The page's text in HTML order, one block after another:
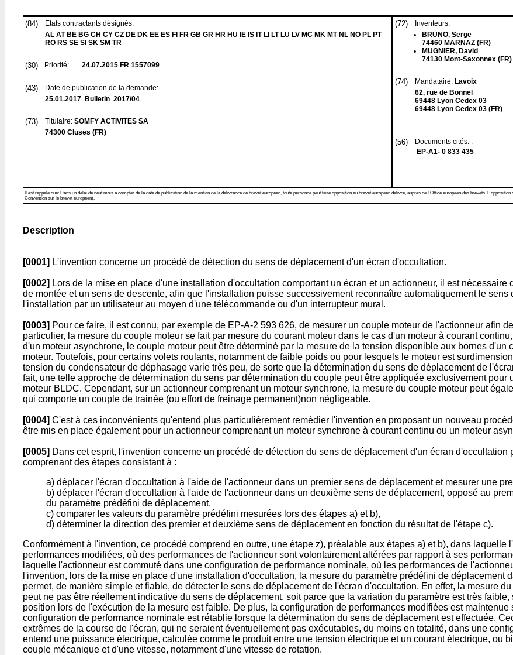
(84)
Etats contractants désignés:
AL AT BE BG CH CY CZ DE DK EE ES FI FR GB GR HR HU IE IS IT LI LT LU LV MC MK MT NL NO PL PT
RO RS SE SI SK SM TR
(30) Priorité: 24.07.2015 FR 1557099
(43)
Date de publication de la demande:
25.01.2017 Bulletin 2017/04
(73) Titulaire: SOMFY ACTIVITES SA
74300 Cluses (FR)
(72)
Inventeurs:
BRUNO, Serge
74460 MARNAZ (FR)
MUGNIER, David
74130 Mont-Saxonnex (FR)
(74) Mandataire: Lavoix
62, rue de Bonnel
69448 Lyon Cedex 03
69448 Lyon Cedex 03 (FR)
(56)
Documents cités: :
EP-A1- 0 833 435
Il est rappelé que: Dans un délai de neuf mois à compter de la date de publication de la mention de la délivrance de brevet européen, toute personne peut faire opposition au brevet européen délivré, auprès de l'Office européen des brevets.
Convention sur le brevet européen).
Description
[0001] L'invention concerne un procédé de détection du sens de déplacement d'un écran d'occultation.
[0002] Lors de la mise en place d'une installation d'occultation comportant un écran et un actionneur, il est
de montée et un sens de descente, afin que l'installation puisse successivement reconnaître automatiquement le
l'installation par un utilisateur au moyen d'une télécommande ou d'un interrupteur mural.
[0003] Pour ce faire, il est connu, par exemple de EP-A-2 593 626, de mesurer un couple moteur de l'actionneur afin
particulier, la mesure du couple moteur se fait par mesure du courant moteur dans le cas d'un moteur à courant
d'un moteur asynchrone, le couple moteur peut être déterminé par la mesure de la tension disponible aux bornes
moteur. Toutefois, pour certains volets roulants, notamment de faible poids ou pour lesquels le moteur est
tension du condensateur de déphasage varie très peu, de sorte que la détermination du sens de déplacement de
fait, une telle approche de détermination du sens par détermination du couple peut être appliquée exclusivement
moteur BLDC. Cependant, sur un actionneur comprenant un moteur synchrone, la mesure du couple moteur peut
qui comporte un couple de trainée (ou effort de freinage permanent)non négligeable.
[0004] C'est à ces inconvénients qu'entend plus particulièrement remédier l'invention en proposant un nouveau
être mis en place également pour un actionneur comprenant un moteur synchrone à courant continu ou un moteur
[0005] Dans cet esprit, l'invention concerne un procédé de détection du sens de déplacement d'un écran
comprenant des étapes consistant à :
a) déplacer l'écran d'occultation à l'aide de l'actionneur dans un premier sens de déplacement et mesurer une
b) déplacer l'écran d'occultation à l'aide de l'actionneur dans un deuxième sens de déplacement, opposé au
du paramètre prédéfini de déplacement,
c) comparer les valeurs du paramètre prédéfini mesurées lors des étapes a) et b),
d) déterminer la direction des premier et deuxième sens de déplacement en fonction du résultat de l'étape c).
Conformément à l'invention, ce procédé comprend en outre, une étape z), préalable aux étapes a) et b), dans
performances modifiées, où des performances de l'actionneur sont volontairement altérées par rapport à ses
laquelle l'actionneur est commuté dans une configuration de performance nominale, où les performances de
l'invention, lors de la mise en place d'une installation d'occultation, la mesure du paramètre prédéfini de déplacement
permet, de manière simple et fiable, de détecter le sens de déplacement de l'écran d'occultation. En effet, la mesure
peut ne pas être réellement indicative du sens de déplacement, soit parce que la variation du paramètre est très
position lors de l'exécution de la mesure est faible. De plus, la configuration de performances modifiées est
configuration de performance nominale est rétablie lorsque la détermination du sens de déplacement est effectuée.
extrêmes de la course de l'écran, qui ne seraient éventuellement pas exécutables, du moins en totalité, dans une
entend une puissance électrique, calculée comme le produit entre une tension électrique et un courant électrique, ou
couple mécanique et d'une vitesse, notamment d'une vitesse de rotation.